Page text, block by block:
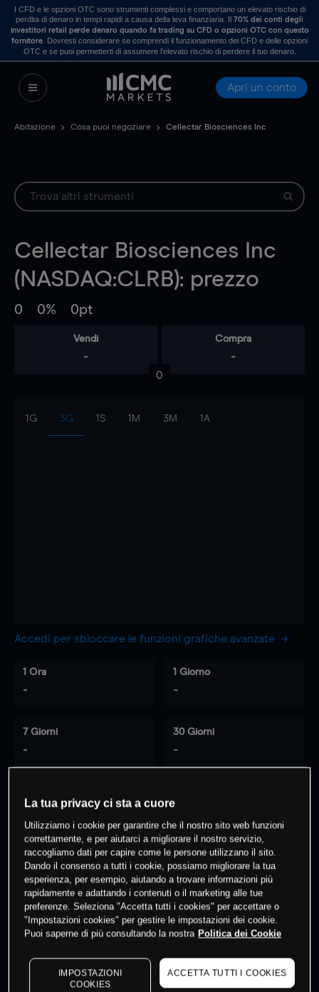
I CFD e le opzioni OTC sono strumenti complessi e comportano un elevato rischio di
perdita di denaro in tempi rapidi a causa della leva finanziaria. Il70% dei conti degli
investitori retail perde denaro quando fa trading su CFD o opzioni OTC con questo
fornitore . Dovresti considerare se comprendi il funzionamento dei CFD e delle opzioni
OTC e se puoi permetterti di assumere l’elevato rischio di perdere il tuo denaro.
Apri un conto
Abitazione Cosa puoi negoziare Cellectar Biosciences Inc
Cellectar Biosciences Inc
(NASDAQ:CLRB): prezzo
0 0% 0pt
Vendi
-
Compra
-
0
1G 3G 1S 1M 3M 1A
Accedi per sbloccare le funzioni grafiche avanzate
1 Ora
-
1 Giorno
-
7 Giorni
-
30 Giorni
-
0 % dei clienti hanno posizioni
questo prodotto
Fai trading
I prezzi sono solo indicativi. Accediper vedere gli ultimi
dati di mercato
to see latest market data
La tua privacy ci sta a cuore
Utilizziamo i cookie per garantire che il nostro sito web funzioni
correttamente, e per aiutarci a migliorare il nostro servizio,
raccogliamo dati per capire come le persone utilizzano il sito.
Dando il consenso a tutti i cookie, possiamo migliorare la tua
esperienza, per esempio, aiutando a trovare informazioni più
rapidamente e adattando i contenuti o il marketing alle tue
preferenze. Seleziona "Accetta tutti i cookies" per accettare o
"Impostazioni cookies" per gestire le impostazioni dei cookie.
Puoi saperne di più consultando la nostra Politica dei Cookie
IMPOSTAZIONI
COOKIES
ACCETTA TUTTI I COOKIES